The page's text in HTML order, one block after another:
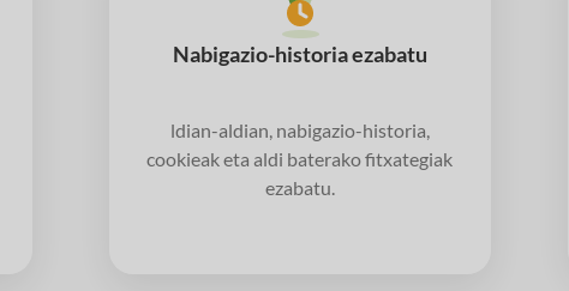
Nabigazio-historia ezabatu
ldian-aldian, nabigazio-historia,
cookieak eta aldi baterako fitxategiak
ezabatu.